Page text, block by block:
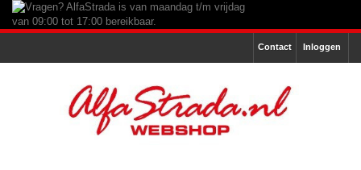
Inloggen
Contact